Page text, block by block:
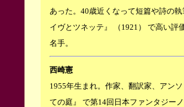
あった。40歳近くなって短篇や詩の
イヴとツネッテ』 （1921） で高い評
名手。
西崎憲
1955年生まれ。作家、翻訳家、アン
ての庭』 で第14回日本ファンタジー